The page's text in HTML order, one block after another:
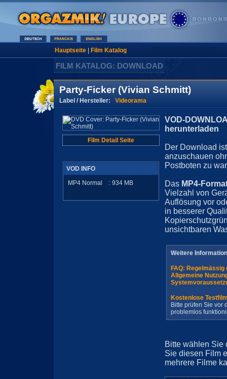
Hauptseite| Film Katalog
FILM KATALOG: DOWNLOAD
Party-Ficker (Vivian Schmitt)
Label / Hersteller: Videorama
Film Detail Seite
VOD INFO
MP4 Normal
: 934 MB
VOD-
herunterladen
Der Download
anzuschauen
Postboten zu
Das MP4-
Vielzahl von
Auflösung vor
in besserer
unsichtbaren
Weitere
FAQ:
Allgemeine
Kostenlose
Bitte prüfen Sie vor
problemlos
Bitte wählen Sie
Sie diesen Film
mehrere Filme